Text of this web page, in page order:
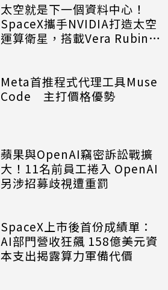
太空就是下一個資料中心！
SpaceX攜手NVIDIA打造太空
運算衛星，搭載Vera Rubin運
Meta首推程式代理工具Muse
Code 主打價格優勢
蘋果與OpenAI竊密訴訟戰擴
大！11名前員工捲入 OpenAI
另涉招募歧視遭重罰
SpaceX上市後首份成績單：
AI部門營收狂飆 158億美元資
本支出揭露算力軍備代價